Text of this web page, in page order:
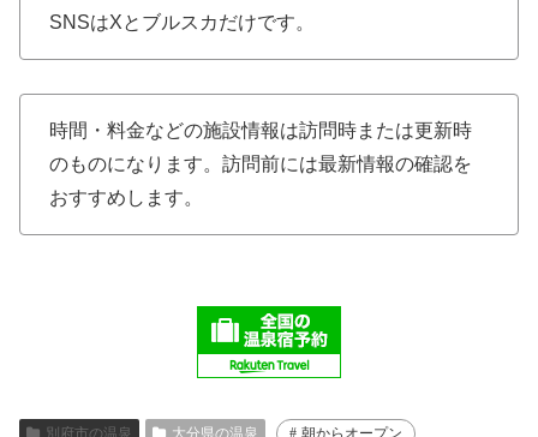
SNSはXとブルスカだけです。
時間・料金などの施設情報は訪問時または更新時
のものになります。訪問前には最新情報の確認を
おすすめします。
別府市の温泉 大分県の温泉 朝からオープン